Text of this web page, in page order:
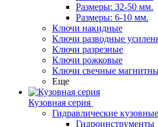
Размеры: 32-50 мм.
Размеры: 6-10 мм.
Ключи накидные
Ключи разводные
Ключи разрезные
Ключи рожковые
Ключи свечные
Еще
Кузовная серия
Гидравлические
Гидроинструменты